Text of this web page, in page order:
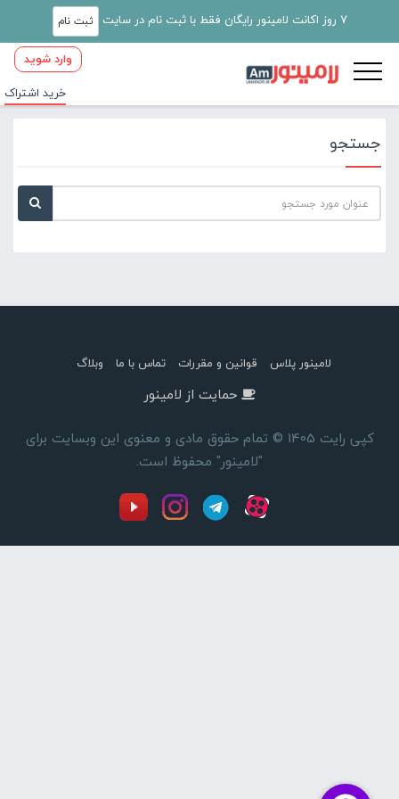
7 روز اکانت لامینور رایگان فقط با ثبت نام در سایت ثبت نام
وارد شوید
خرید اشتراک
جستجو
لامینور پلاس قوانین و مقررات تماس با ما وبلاگ
حمایت از لامینور
کپی رایت 1405 © تمام حقوق مادی و معنوی این وبسایت برای
"لامینور" محفوظ است.